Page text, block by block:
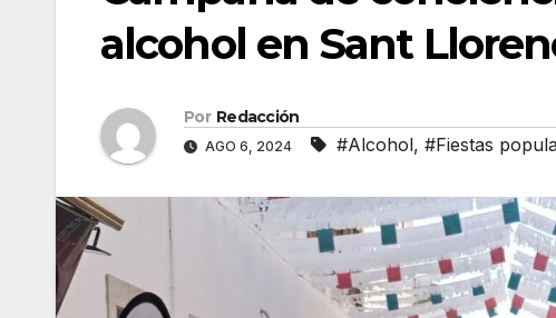
alcohol en Sant
Por Redacción
AGO 6, 2024 #Alcohol, #Fiestas